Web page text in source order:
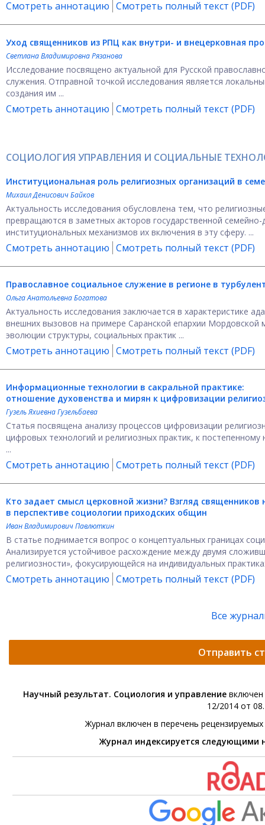
Смотреть аннотацию Смотреть полный текст (PDF)
Уход священников из РПЦ как внутри- и внецерковная
Светлана Владимировна Рязанова
Исследование посвящено актуальной для Русской
служения. Отправной точкой исследования является
создания им ...
Смотреть аннотацию Смотреть полный текст (PDF)
СОЦИОЛОГИЯ УПРАВЛЕНИЯ И СОЦИАЛЬНЫЕ
Институциональная роль религиозных организаций в
Михаил Денисович Байков
Актуальность исследования обусловлена тем, что
превращаются в заметных акторов государственной
институциональных механизмов их включения в эту сферу. ...
Смотреть аннотацию Смотреть полный текст (PDF)
Православное социальное служение в регионе в
Ольга Анатольевна Богатова
Актуальность исследования заключается в характеристике
внешних вызовов на примере Саранской епархии
эволюции структуры, социальных практик ...
Смотреть аннотацию Смотреть полный текст (PDF)
Информационные технологии в сакральной практике:
отношение духовенства и мирян к цифровизации
Гузель Яхиевна Гузельбаева
Статья посвящена анализу процессов цифровизации
цифровых технологий и религиозных практик, к
...
Смотреть аннотацию Смотреть полный текст (PDF)
Кто задает смысл церковной жизни? Взгляд священников
в перспективе социологии приходских общин
Иван Владимирович Павлюткин
В статье поднимается вопрос о концептуальных границах
Анализируется устойчивое расхождение между двумя
религиозности», фокусирующейся на индивидуальных
Смотреть аннотацию Смотреть полный текст (PDF)
Все
Отправить
Научный результат. Социология и управление
12/2014 от
Журнал включен в перечень
Журнал индексируется